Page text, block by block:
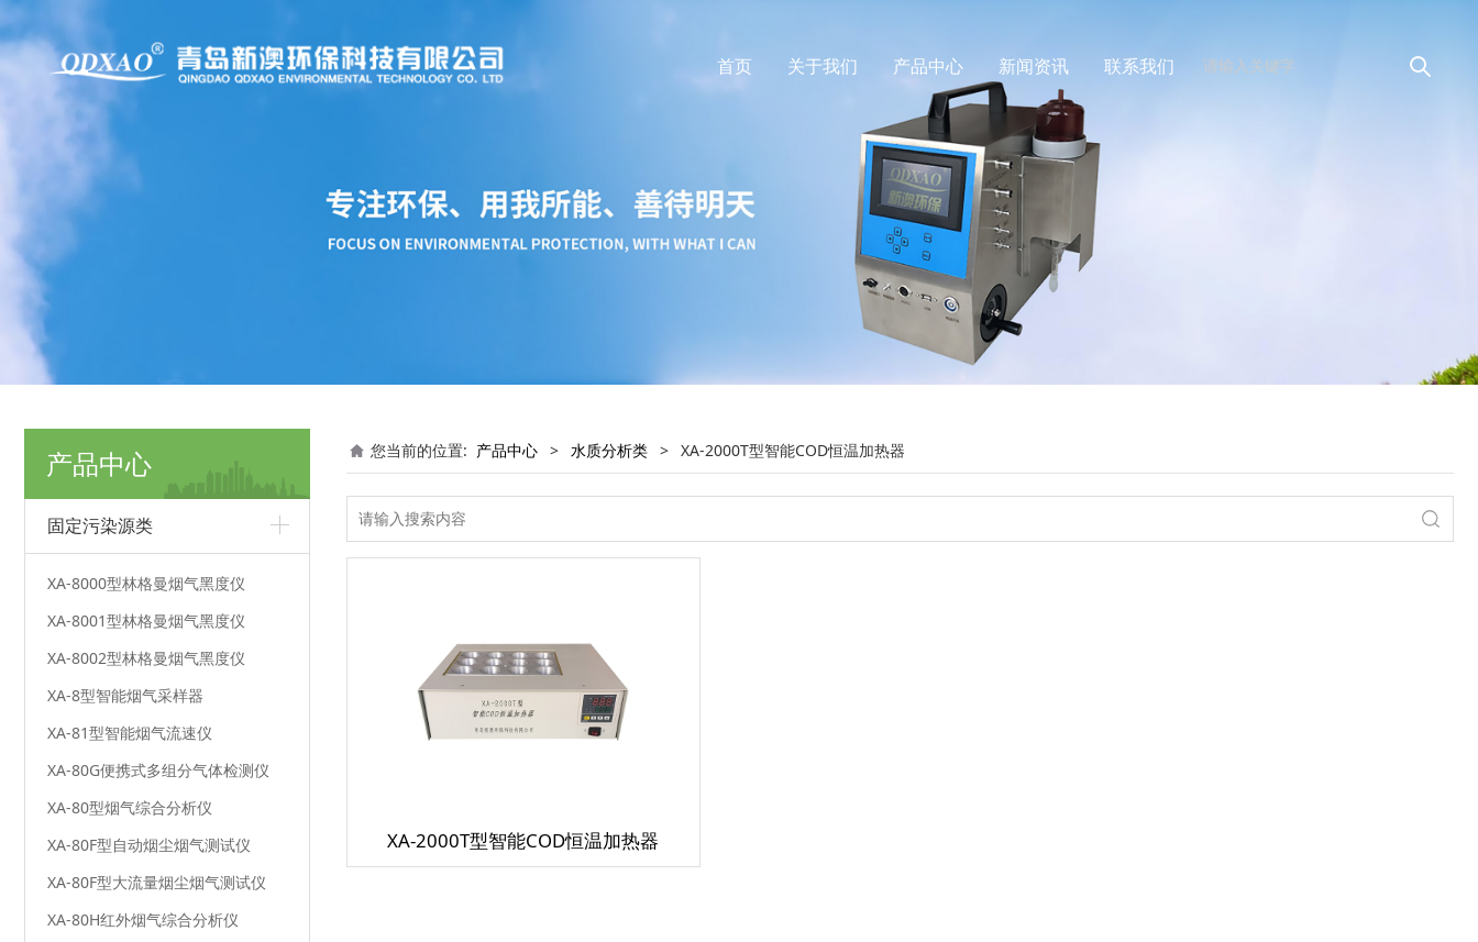
首页 关于我们 产品中心 新闻资讯 联系我们
产品中心
固定污染源类
XA-8000型林格曼烟气黑度仪
XA-8001型林格曼烟气黑度仪
XA-8002型林格曼烟气黑度仪
XA-8型智能烟气采样器
XA-81型智能烟气流速仪
XA-80G便携式多组分气体检测仪
XA-80型烟气综合分析仪
XA-80F型自动烟尘烟气测试仪
XA-80F型大流量烟尘烟气测试仪
XA-80H红外烟气综合分析仪
您当前的位置: 产品中心 > 水质分析类 > XA-2000T型智能COD恒温加热器
XA-2000T型智能COD恒温加热器